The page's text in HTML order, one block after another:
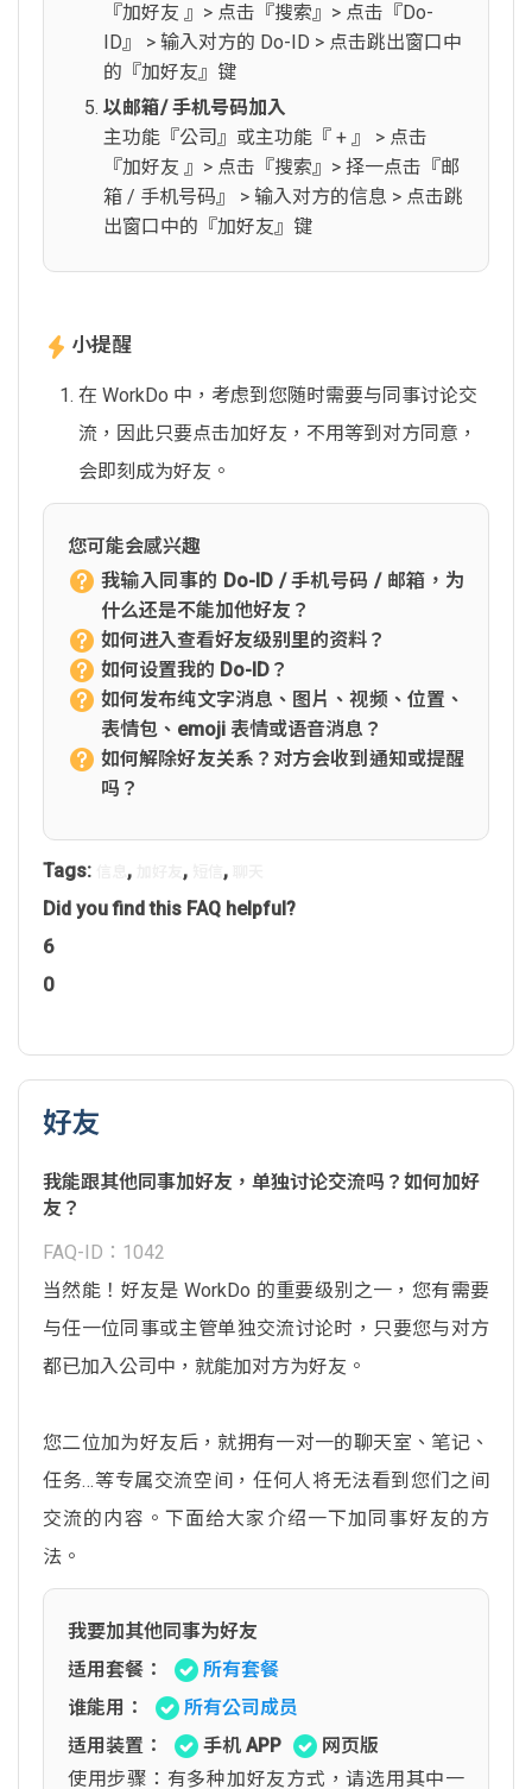
『加好友 』> 点击『搜索』> 点击『Do-
ID』 > 输入对方的 Do-ID > 点击跳出窗口中
的『加好友』键
以邮箱/ 手机号码加入
主功能『公司』或主功能『 + 』 > 点击
『加好友 』> 点击『搜索』> 择一点击『邮
箱 / 手机号码』 > 输入对方的信息 > 点击跳
出窗口中的『加好友』键
小提醒
在 WorkDo 中，考虑到您随时需要与同事讨论交
流，因此只要点击加好友，不用等到对方同意，
会即刻成为好友。
您可能会感兴趣
我输入同事的 Do-ID / 手机号码 / 邮箱，为
什么还是不能加他好友？
如何进入查看好友级别里的资料？
如何设置我的 Do-ID？
如何发布纯文字消息、图片、视频、位置、
表情包、emoji 表情或语音消息？
如何解除好友关系？对方会收到通知或提醒
吗？
Tags: , , ,
Did you find this FAQ helpful?
6
0
好友
我能跟其他同事加好友，单独讨论交流吗？如何加好
友？
FAQ-ID：1042
当然能！好友是 WorkDo 的重要级别之一，您有需要
与任一位同事或主管单独交流讨论时，只要您与对方
都已加入公司中，就能加对方为好友。
您二位加为好友后，就拥有一对一的聊天室、笔记、
任务…等专属交流空间，任何人将无法看到您们之间
交流的内容。下面给大家介绍一下加同事好友的方
法。
我要加其他同事为好友
适用套餐：
所有套餐
谁能用：
所有公司成员
适用装置：
手机 APP
网页版
使用步骤：有多种加好友方式，请选用其中一